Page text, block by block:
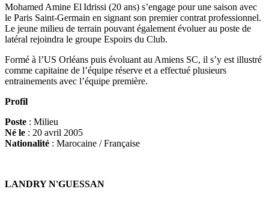
Mohamed Amine El Idrissi (20 ans) s’engage pour une saison avec
le Paris Saint-Germain en signant son premier contrat professionnel.
Le jeune milieu de terrain pouvant également évoluer au poste de
latéral rejoindra le groupe Espoirs du Club.
Formé à l’US Orléans puis évoluant au Amiens SC, il s’y est illustré
comme capitaine de l’équipe réserve et a effectué plusieurs
entrainements avec l’équipe première.
Profil
Poste : Milieu
Né le : 20 avril 2005
Nationalité : Marocaine / Française
LANDRY N'GUESSAN